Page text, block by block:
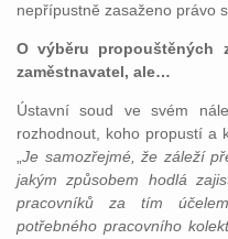
nepřípustně zasaženo právo
O výběru propouštěných
zaměstnavatel, ale…
Ústavní soud ve svém
rozhodnout, koho propustí a
Je samozřejmé, že záleží
jakým způsobem hodlá
pracovníků za tím
potřebného pracovního